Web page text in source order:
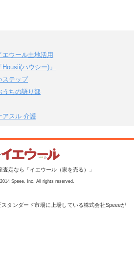
ウール土地活用
ハウシー)」
ステップ
うちの語り部
アスル 介護
査定なら「イエウール（家を売る）」
Speee, Inc. All rights reserved.
スタンダード市場に上場している株式会社Speeeが